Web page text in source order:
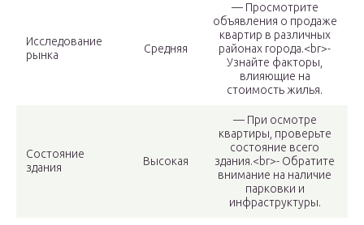
Исследование
рынка
Средняя
— Просмотрите
объявления о продаже
квартир в различных
районах города.<br>-
Узнайте факторы,
влияющие на
стоимость жилья.
Состояние
здания
Высокая
— При осмотре
квартиры, проверьте
состояние всего
здания.<br>- Обратите
внимание на наличие
парковки и
инфраструктуры.